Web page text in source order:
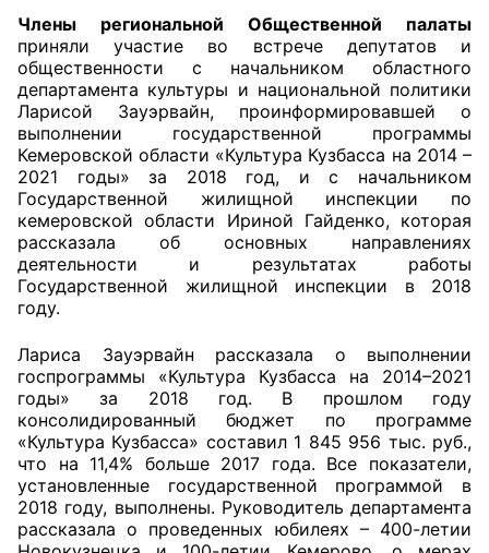
Экспертный совет ОП КО
Совет ОП КО
Общественный штаб
Члены ОП КО
Документы ОП КО
Регламент ОП КО
Кодекс этики ОП КО
Положения
Соглашения
Рекомендации
Порядок работы ЦОН
Члены региональной Общественной палаты
приняли участие во встрече депутатов и
общественности с начальником областного
департамента культуры и национальной политики
Ларисой Зауэрвайн, проинформировавшей о
выполнении государственной программы
Кемеровской области «Культура Кузбасса на 2014 –
2021 годы» за 2018 год, и с начальником
Государственной жилищной инспекции по
кемеровской области Ириной Гайденко, которая
рассказала об основных направлениях
деятельности и результатах работы
Государственной жилищной инспекции в 2018
году.
Лариса Зауэрвайн рассказала о выполнении
госпрограммы «Культура Кузбасса на 2014–2021
годы» за 2018 год. В прошлом году
консолидированный бюджет по программе
«Культура Кузбасса» составил 1 845 956 тыс. руб.,
что на 11,4% больше 2017 года. Все показатели,
установленные государственной программой в
2018 году, выполнены. Руководитель департамента
рассказала о проведенных юбилеях – 400-летии